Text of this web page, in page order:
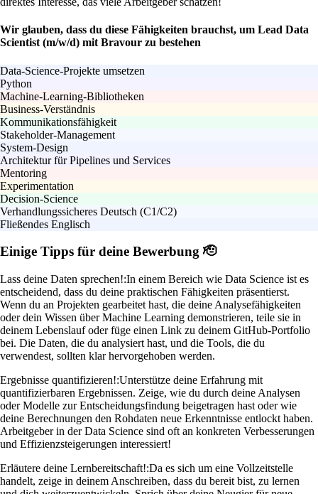
Wir glauben, dass du diese Fähigkeiten brauchst, um Lead Data
Scientist (m/w/d) mit Bravour zu bestehen
Data-Science-Projekte umsetzen
Python
Machine-Learning-Bibliotheken
Business-Verständnis
Kommunikationsfähigkeit
Stakeholder-Management
System-Design
Architektur für Pipelines und Services
Mentoring
Experimentation
Decision-Science
Verhandlungssicheres Deutsch (C1/C2)
Fließendes Englisch
Einige Tipps für deine Bewerbung 🫡
Lass deine Daten sprechen!:In einem Bereich wie Data Science ist es
entscheidend, dass du deine praktischen Fähigkeiten präsentierst.
Wenn du an Projekten gearbeitet hast, die deine Analysefähigkeiten
oder dein Wissen über Machine Learning demonstrieren, teile sie in
deinem Lebenslauf oder füge einen Link zu deinem GitHub-Portfolio
bei. Die Daten, die du analysiert hast, und die Tools, die du
verwendest, sollten klar hervorgehoben werden.
Ergebnisse quantifizieren!:Unterstütze deine Erfahrung mit
quantifizierbaren Ergebnissen. Zeige, wie du durch deine Analysen
oder Modelle zur Entscheidungsfindung beigetragen hast oder wie
deine Berechnungen den Rohdaten neue Erkenntnisse entlockt haben.
Arbeitgeber in der Data Science sind oft an konkreten Verbesserungen
und Effizienzsteigerungen interessiert!
Erläutere deine Lernbereitschaft!:Da es sich um eine Vollzeitstelle
handelt, zeige in deinem Anschreiben, dass du bereit bist, zu lernen